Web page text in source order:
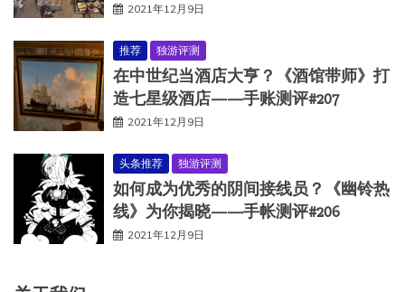
2021年12月9日
推荐 独游评测
在中世纪当酒店大亨？《酒馆带师》打
造七星级酒店——手账测评#207
2021年12月9日
头条推荐 独游评测
如何成为优秀的阴间接线员？《幽铃热
线》为你揭晓——手帐测评#206
2021年12月9日